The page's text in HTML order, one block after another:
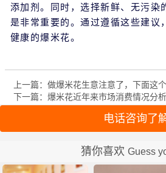
添加剂。同时，选择新鲜、无污染
是非常重要的。通过遵循这些建议
健康的爆米花。
上一篇：做爆米花生意注意了，下面这
下一篇：爆米花近年来市场消费情况分析
电话咨询了
猜你喜欢 Guess